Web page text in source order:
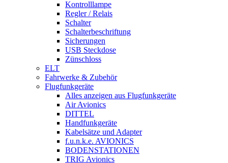
Kontrolllampe
Regler / Relais
Schalter
Schalterbeschriftung
Sicherungen
USB Steckdose
Zünschloss
ELT
Fahrwerke & Zubehör
Flugfunkgeräte
Alles anzeigen aus Flugfunkgeräte
Air Avionics
DITTEL
Handfunkgeräte
Kabelsätze und Adapter
f.u.n.k.e. AVIONICS
BODENSTATIONEN
TRIG Avionics